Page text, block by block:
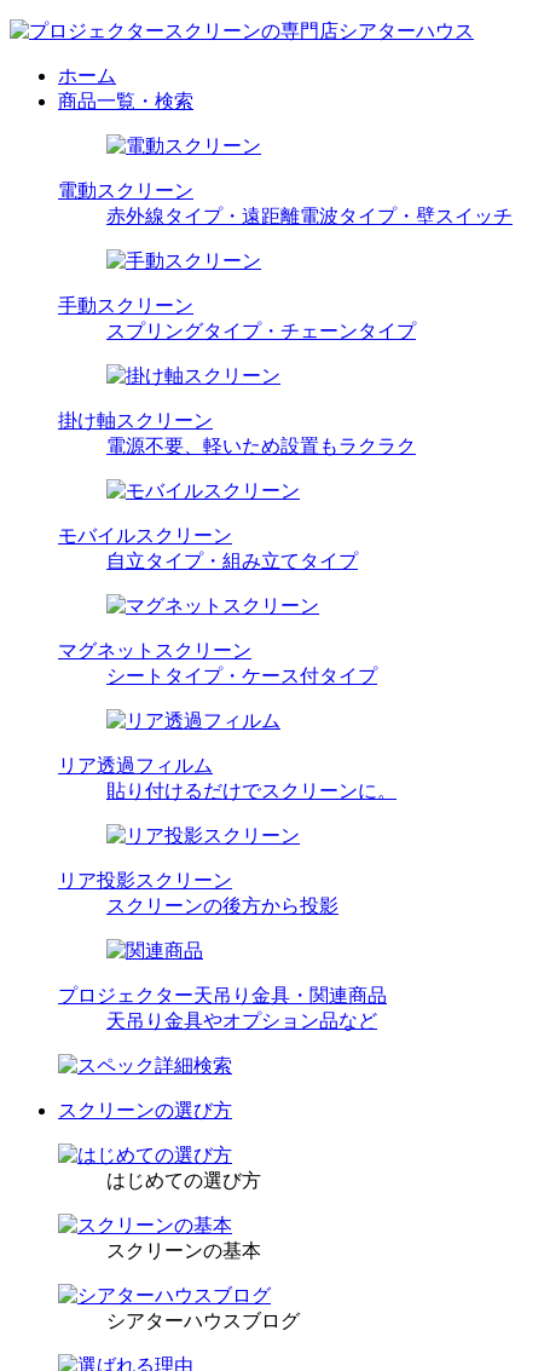
ホーム
商品一覧・検索
電動スクリーン
赤外線タイプ・遠距離電波タイプ・壁スイッチ
手動スクリーン
スプリングタイプ・チェーンタイプ
掛け軸スクリーン
電源不要、軽いため設置もラクラク
モバイルスクリーン
自立タイプ・組み立てタイプ
マグネットスクリーン
シートタイプ・ケース付タイプ
リア透過フィルム
貼り付けるだけでスクリーンに。
リア投影スクリーン
スクリーンの後方から投影
プロジェクター天吊り金具・関連商品
天吊り金具やオプション品など
スクリーンの選び方
はじめての選び方
スクリーンの基本
シアターハウスブログ